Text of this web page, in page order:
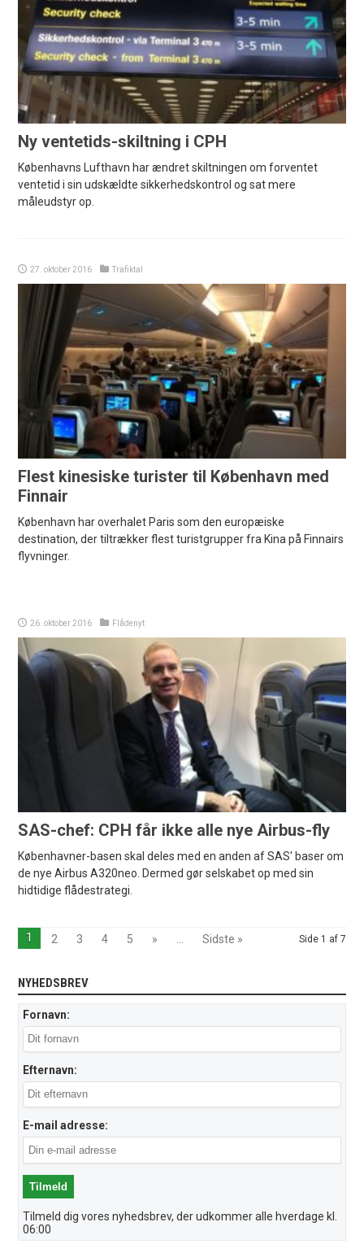
Ny ventetids-skiltning i CPH
Københavns Lufthavn har ændret skiltningen om forventet
ventetid i sin udskældte sikkerhedskontrol og sat mere
måleudstyr op.
27. oktober 2016 Trafiktal
Flest kinesiske turister til København med
Finnair
København har overhalet Paris som den europæiske
destination, der tiltrækker flest turistgrupper fra Kina på Finnairs
flyvninger.
26. oktober 2016 Flådenyt
SAS-chef: CPH får ikke alle nye Airbus-fly
Københavner-basen skal deles med en anden af SAS' baser om
de nye Airbus A320neo. Dermed gør selskabet op med sin
hidtidige flådestrategi.
Side 1 af 7
1 2 3 4 5 » Sidste »
NYHEDSBREV
Fornavn:
Efternavn:
E-mail adresse:
Tilmeld dig vores nyhedsbrev, der udkommer alle hverdage kl.
06:00